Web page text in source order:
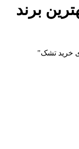
برند
خرید تشک"